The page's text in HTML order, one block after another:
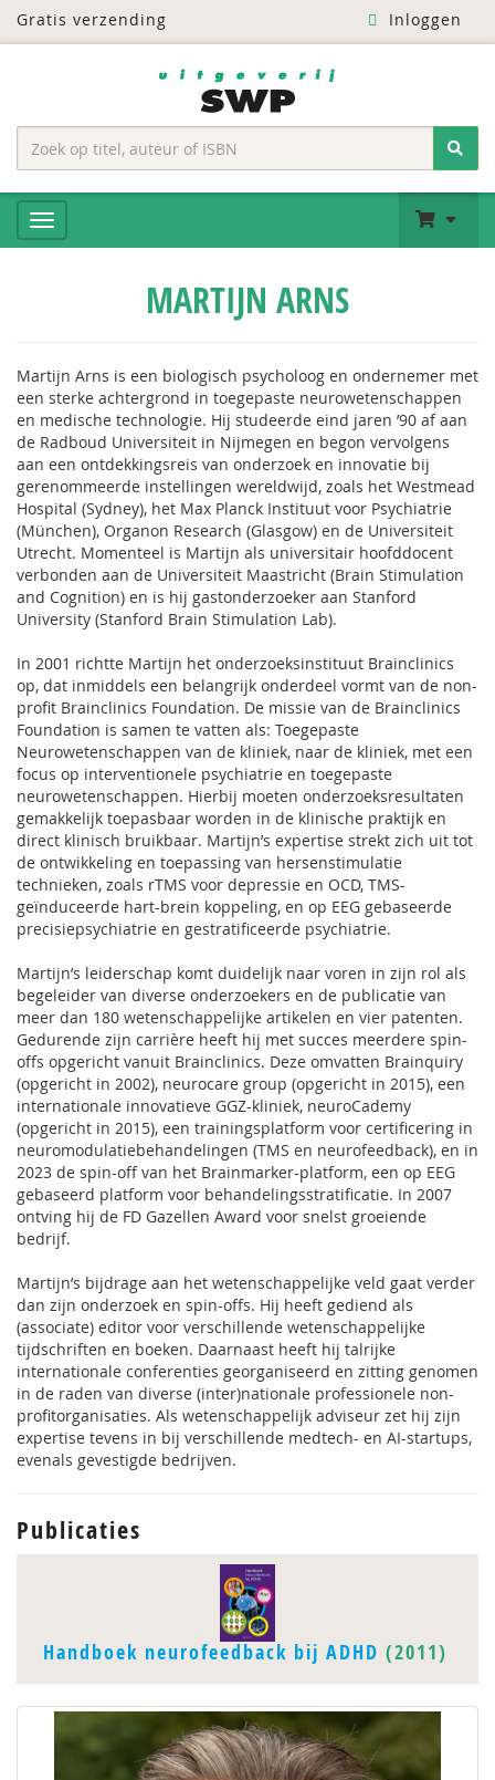
Gratis verzending Inloggen
MARTIJN ARNS
Martijn Arns is een biologisch psycholoog en ondernemer met
een sterke achtergrond in toegepaste neurowetenschappen
en medische technologie. Hij studeerde eind jaren ’90 af aan
de Radboud Universiteit in Nijmegen en begon vervolgens
aan een ontdekkingsreis van onderzoek en innovatie bij
gerenommeerde instellingen wereldwijd, zoals het Westmead
Hospital (Sydney), het Max Planck Instituut voor Psychiatrie
(München), Organon Research (Glasgow) en de Universiteit
Utrecht. Momenteel is Martijn als universitair hoofddocent
verbonden aan de Universiteit Maastricht (Brain Stimulation
and Cognition) en is hij gastonderzoeker aan Stanford
University (Stanford Brain Stimulation Lab).
In 2001 richtte Martijn het onderzoeksinstituut Brainclinics
op, dat inmiddels een belangrijk onderdeel vormt van de non-
profit Brainclinics Foundation. De missie van de Brainclinics
Foundation is samen te vatten als: Toegepaste
Neurowetenschappen van de kliniek, naar de kliniek, met een
focus op interventionele psychiatrie en toegepaste
neurowetenschappen. Hierbij moeten onderzoeksresultaten
gemakkelijk toepasbaar worden in de klinische praktijk en
direct klinisch bruikbaar. Martijn’s expertise strekt zich uit tot
de ontwikkeling en toepassing van hersenstimulatie
technieken, zoals rTMS voor depressie en OCD, TMS-
geïnduceerde hart-brein koppeling, en op EEG gebaseerde
precisiepsychiatrie en gestratificeerde psychiatrie.
Martijn’s leiderschap komt duidelijk naar voren in zijn rol als
begeleider van diverse onderzoekers en de publicatie van
meer dan 180 wetenschappelijke artikelen en vier patenten.
Gedurende zijn carrière heeft hij met succes meerdere spin-
offs opgericht vanuit Brainclinics. Deze omvatten Brainquiry
(opgericht in 2002), neurocare group (opgericht in 2015), een
internationale innovatieve GGZ-kliniek, neuroCademy
(opgericht in 2015), een trainingsplatform voor certificering in
neuromodulatiebehandelingen (TMS en neurofeedback), en in
2023 de spin-off van het Brainmarker-platform, een op EEG
gebaseerd platform voor behandelingsstratificatie. In 2007
ontving hij de FD Gazellen Award voor snelst groeiende
bedrijf.
Martijn’s bijdrage aan het wetenschappelijke veld gaat verder
dan zijn onderzoek en spin-offs. Hij heeft gediend als
(associate) editor voor verschillende wetenschappelijke
tijdschriften en boeken. Daarnaast heeft hij talrijke
internationale conferenties georganiseerd en zitting genomen
in de raden van diverse (inter)nationale professionele non-
profitorganisaties. Als wetenschappelijk adviseur zet hij zijn
expertise tevens in bij verschillende medtech- en AI-startups,
evenals gevestigde bedrijven.
Publicaties
Handboek neurofeedback bij ADHD (2011)